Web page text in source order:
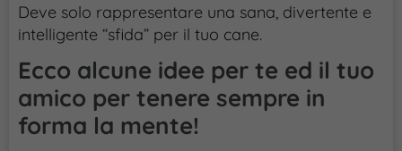
Deve solo rappresentare una sana, divertente e
intelligente “sfida” per il tuo cane.
Ecco alcune idee per te ed il tuo
amico per tenere sempre in
forma la mente!